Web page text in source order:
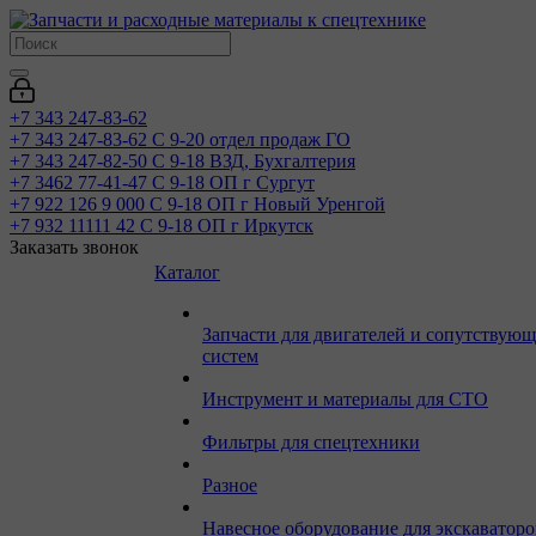
+7 343 247-83-62
+7 343 247-83-62 С 9-20 отдел продаж ГО
+7 343 247-82-50 С 9-18 ВЗД, Бухгалтерия
+7 3462 77-41-47 С 9-18 ОП г Сургут
+7 922 126 9 000 С 9-18 ОП г Новый Уренгой
+7 932 11111 42 С 9-18 ОП г Иркутск
Заказать звонок
Каталог
Запчасти для двигателей и
систем
Инструмент и материалы для СТО
Фильтры для спецтехники
Разное
Навесное оборудование для